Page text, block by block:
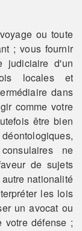
ou toute
; vous fournir
judiciaire d'un
locales et
dans
comme votre
être bien
ne
de sujets
nationalité
les lois
un avocat ou
votre défense ;